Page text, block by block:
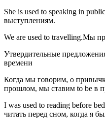
She is used to speaking in
выступлениям.
We are used to travelling.Мы
Утвердительные
времени
Когда мы говорим, о
прошлом, мы ставим to be в
I was used to reading before
читать перед сном, когда я